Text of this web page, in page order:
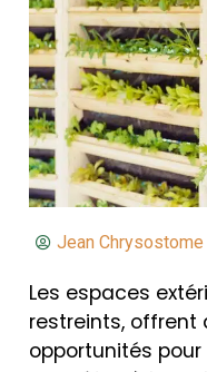
Jean Chrysostome
Les espaces
restreints, offrent
opportunités